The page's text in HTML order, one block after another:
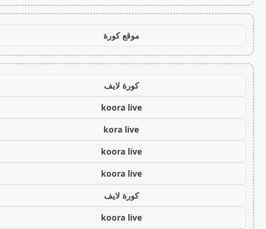
موقع كورة
كورة لايف
koora live
kora live
koora live
koora live
كورة لايف
koora live